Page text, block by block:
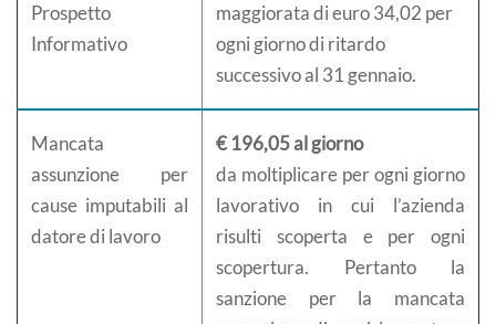
Prospetto
Informativo
maggiorata di euro 34,02 per
ogni giorno di ritardo
successivo al 31 gennaio.
Mancata
assunzione per
cause imputabili al
datore di lavoro
€ 196,05 al giorno
da moltiplicare per ogni giorno
lavorativo in cui l’azienda
risulti scoperta e per ogni
scopertura. Pertanto la
sanzione per la mancata